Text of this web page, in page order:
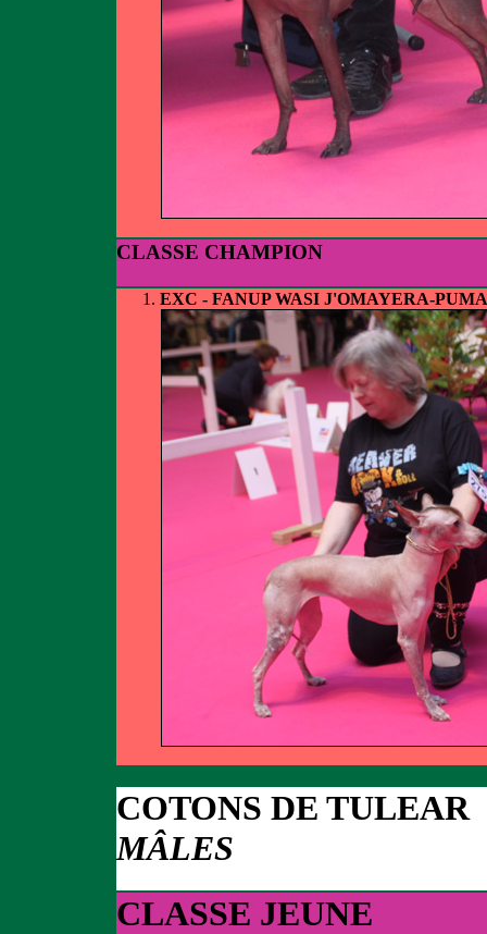
CLASSE CHAMPION
EXC - FANUP WASI J'OMAYERA-
COTONS DE TULEAR
MÂLES
CLASSE JEUNE